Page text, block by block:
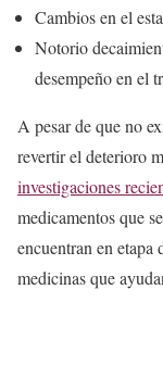
Cambios en el
Notorio
desempeño en el
A pesar de que no
revertir el deterioro
investigaciones
medicamentos que
encuentran en etapa
medicinas que